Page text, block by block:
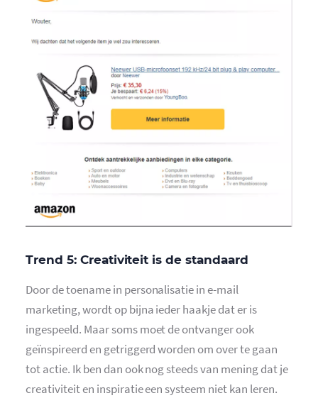
Trend 5: Creativiteit is de standaard
Door de toename in personalisatie in e-mail
marketing, wordt op bijna ieder haakje dat er is
ingespeeld. Maar soms moet de ontvanger ook
geïnspireerd en getriggerd worden om over te gaan
tot actie. Ik ben dan ook nog steeds van mening dat je
creativiteit en inspiratie een systeem niet kan leren.